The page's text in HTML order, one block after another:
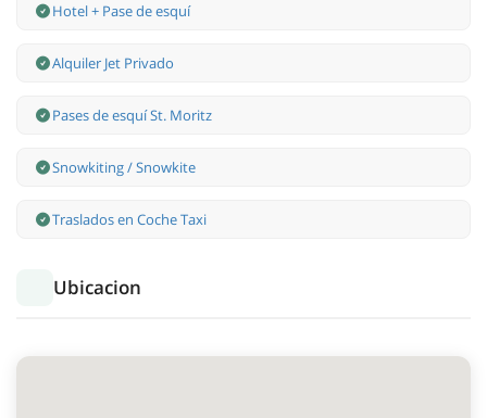
Hotel + Pase de esquí
Alquiler Jet Privado
Pases de esquí St. Moritz
Snowkiting / Snowkite
Traslados en Coche Taxi
Ubicacion